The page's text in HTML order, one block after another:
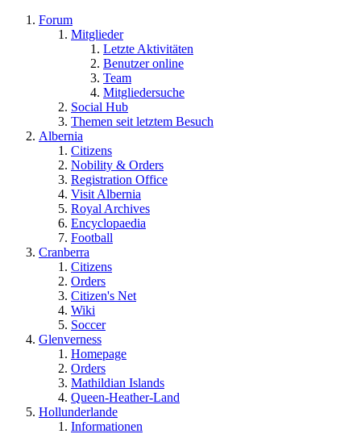
Forum
Mitglieder
Letzte Aktivitäten
Benutzer online
Team
Mitgliedersuche
Social Hub
Themen seit letztem Besuch
Albernia
Citizens
Nobility & Orders
Registration Office
Visit Albernia
Royal Archives
Encyclopaedia
Football
Cranberra
Citizens
Orders
Citizen's Net
Wiki
Soccer
Glenverness
Homepage
Orders
Mathildian Islands
Queen-Heather-Land
Hollunderlande
Informationen